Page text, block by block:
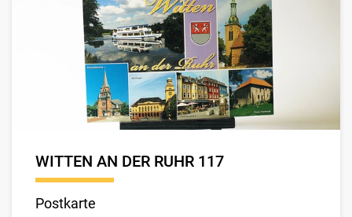
WITTEN AN DER RUHR 117
Postkarte